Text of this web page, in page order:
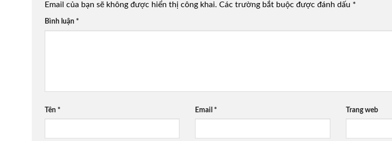
Email của bạn sẽ không được hiển thị công khai. Các trường bắt buộc được đánh dấu *
Bình luận *
Tên * Email * Trang web